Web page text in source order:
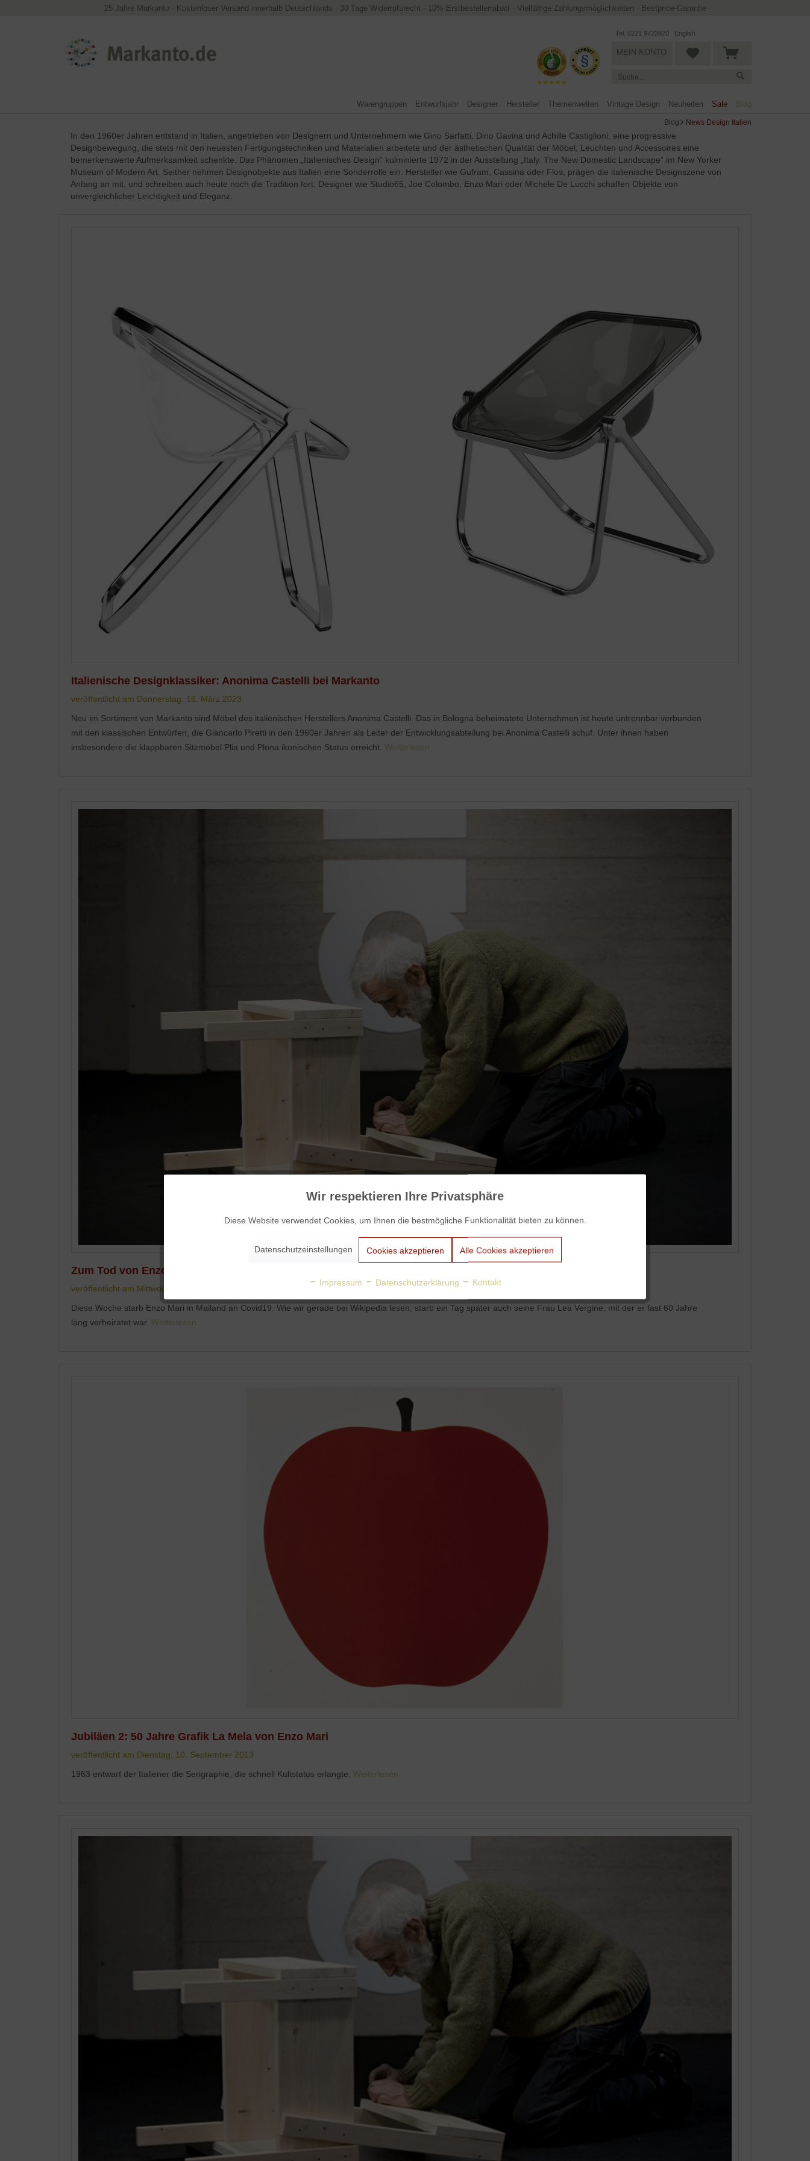
25 Jahre Markanto · Kostenloser Versand innerhalb Deutschlands · 30 Tage Widerrufsrecht · 10% Erstbestellerrabatt · Vielfältige Zahlungsmöglichkeiten · Bestprice-Garantie
Tel. 0221 9723920 English
MEIN KONTO
Warengruppen Entwurfsjahr Designer Hersteller Themenwelten Vintage Design Neuheiten Sale Blog
Blog News Design Italien
In den 1960er Jahren entstand in Italien, angetrieben von Designern und Unternehmern wie Gino Sarfatti, Dino Gavina und Achille Castiglioni, eine progressive
Designbewegung, die stets mit den neuesten Fertigungstechniken und Materialien arbeitete und der ästhetischen Qualität der Möbel, Leuchten und Accessoires eine
bemerkenswerte Aufmerksamkeit schenkte. Das Phänomen „Italienisches Design“ kulminierte 1972 in der Ausstellung „Italy. The New Domestic Landscape“ im New Yorker
Museum of Modern Art. Seither nehmen Designobjekte aus Italien eine Sonderrolle ein. Hersteller wie Gufram, Cassina oder Flos, prägen die italienische Designszene von
Anfang an mit, und schreiben auch heute noch die Tradition fort. Designer wie Studio65, Joe Colombo, Enzo Mari oder Michele De Lucchi schaffen Objekte von
unvergleichlicher Leichtigkeit und Eleganz.
Italienische Designklassiker: Anonima Castelli bei Markanto
veröffentlicht am Donnerstag, 16. März 2023
Neu im Sortiment von Markanto sind Möbel des italienischen Herstellers Anonima Castelli. Das in Bologna beheimatete Unternehmen ist heute untrennbar verbunden
mit den klassischen Entwürfen, die Giancarlo Piretti in den 1960er Jahren als Leiter der Entwicklungsabteilung bei Anonima Castelli schuf. Unter ihnen haben
insbesondere die klappbaren Sitzmöbel Plia und Plona ikonischen Status erreicht. Weiterlesen
Zum Tod von Enzo Mari am 19. Oktober 2020
veröffentlicht am Mittwoch, 21. Oktober 2020
Diese Woche starb Enzo Mari in Mailand an Covid19. Wie wir gerade bei Wikipedia lesen, starb ein Tag später auch seine Frau Lea Vergine, mit der er fast 60 Jahre
lang verheiratet war. Weiterlesen
Jubiläen 2: 50 Jahre Grafik La Mela von Enzo Mari
veröffentlicht am Dienstag, 10. September 2013
1963 entwarf der Italiener die Serigraphie, die schnell Kultstatus erlangte. Weiterlesen
Personalisierung Aktiv
Wir respektieren Ihre Privatsphäre
Diese Website verwendet Cookies, um Ihnen die bestmögliche Funktionalität bieten zu können.
Datenschutzeinstellungen Cookies akzeptieren Alle Cookies akzeptieren
Impressum Datenschutzerklärung Kontakt